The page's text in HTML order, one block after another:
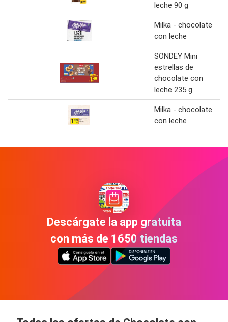
leche 90 g
Milka - chocolate
con leche
SONDEY Mini
estrellas de
chocolate con
leche 235 g
Milka - chocolate
con leche
Descárgate la app gratuita
con más de 1650 tiendas